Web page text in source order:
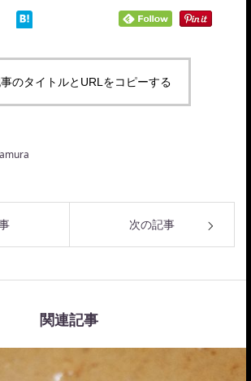
のタイトルとURLをコピーする
次の記事
関連記事